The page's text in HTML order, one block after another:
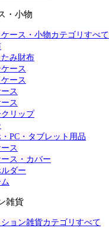
・小物
ース・小物カテゴリすべて
み財布
ース
ース
ス
ス
リップ
PC・タブレット用品
ス
ス・カバー
ダー
雑貨
ョン雑貨カテゴリすべて